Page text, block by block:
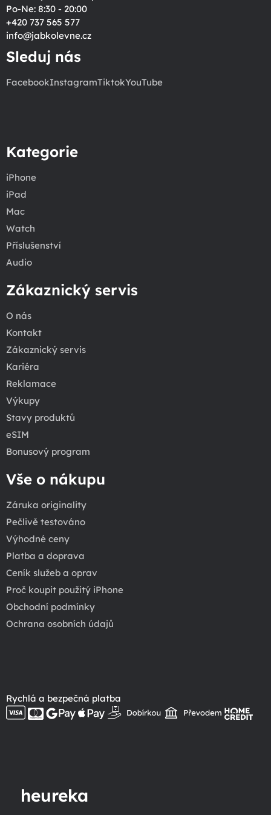
Po-Ne: 8:30 - 20:00
+420 737 565 577
info@jabkolevne.cz
Sleduj nás
FacebookInstagramTiktokYouTube
Kategorie
iPhone
iPad
Mac
Watch
Příslušenství
Audio
Zákaznický servis
O nás
Kontakt
Zákaznický servis
Kariéra
Reklamace
Výkupy
Stavy produktů
eSIM
Bonusový program
Vše o nákupu
Záruka originality
Pečlivě testováno
Výhodné ceny
Platba a doprava
Ceník služeb a oprav
Proč koupit použitý iPhone
Obchodní podmínky
Ochrana osobních údajů
Rychlá a bezpečná platba
heureka